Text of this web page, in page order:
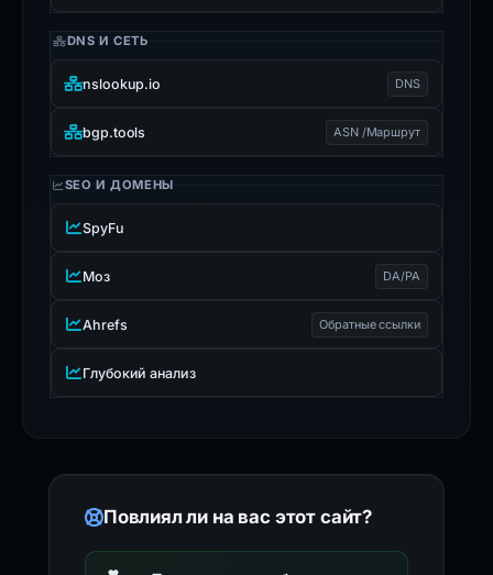
DNS И СЕТЬ
nslookup.io DNS
bgp.tools ASN /Маршрут
SEO И ДОМЕНЫ
SpyFu
Моз DA/PA
Ahrefs Обратные ссылки
Глубокий анализ
Повлиял ли на вас этот сайт?